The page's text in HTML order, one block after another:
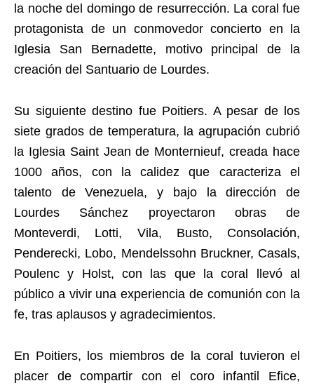
la noche del domingo de resurrección. La coral fue
protagonista de un conmovedor concierto en la
Iglesia San Bernadette, motivo principal de la
creación del Santuario de Lourdes.
Su siguiente destino fue Poitiers. A pesar de los
siete grados de temperatura, la agrupación cubrió
la Iglesia Saint Jean de Monternieuf, creada hace
1000 años, con la calidez que caracteriza el
talento de Venezuela, y bajo la dirección de
Lourdes Sánchez proyectaron obras de
Monteverdi, Lotti, Vila, Busto, Consolación,
Penderecki, Lobo, Mendelssohn Bruckner, Casals,
Poulenc y Holst, con las que la coral llevó al
público a vivir una experiencia de comunión con la
fe, tras aplausos y agradecimientos.
En Poitiers, los miembros de la coral tuvieron el
placer de compartir con el coro infantil Efice,